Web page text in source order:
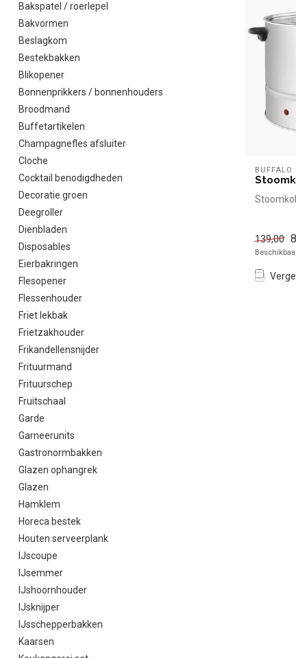
Bakspatel / roerlepel
Bakvormen
Beslagkom
Bestekbakken
Blikopener
Bonnenprikkers / bonnenhouders
Broodmand
Buffetartikelen
Champagnefles afsluiter
Cloche
Cocktail benodigdheden
Decoratie groen
Deegroller
Dienbladen
Disposables
Eierbakringen
Flesopener
Flessenhouder
Friet lekbak
Frietzakhouder
Frikandellensnijder
Frituurmand
Frituurschep
Fruitschaal
Garde
Garneerunits
Gastronormbakken
Glazen ophangrek
Glazen
Hamklem
Horeca bestek
Houten serveerplank
IJscoupe
IJsemmer
IJshoornhouder
IJsknijper
IJsschepperbakken
Kaarsen
BUFFALO
139,00